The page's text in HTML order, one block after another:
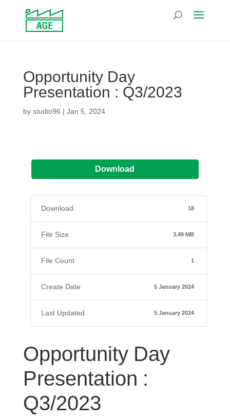
Opportunity Day
Presentation : Q3/2023
bystudio96 | Jan 5, 2024
Download
Download 18
File Size 3.49 MB
File Count 1
Create Date 5 January 2024
Last Updated 5 January 2024
Opportunity Day
Presentation :
Q3/2023